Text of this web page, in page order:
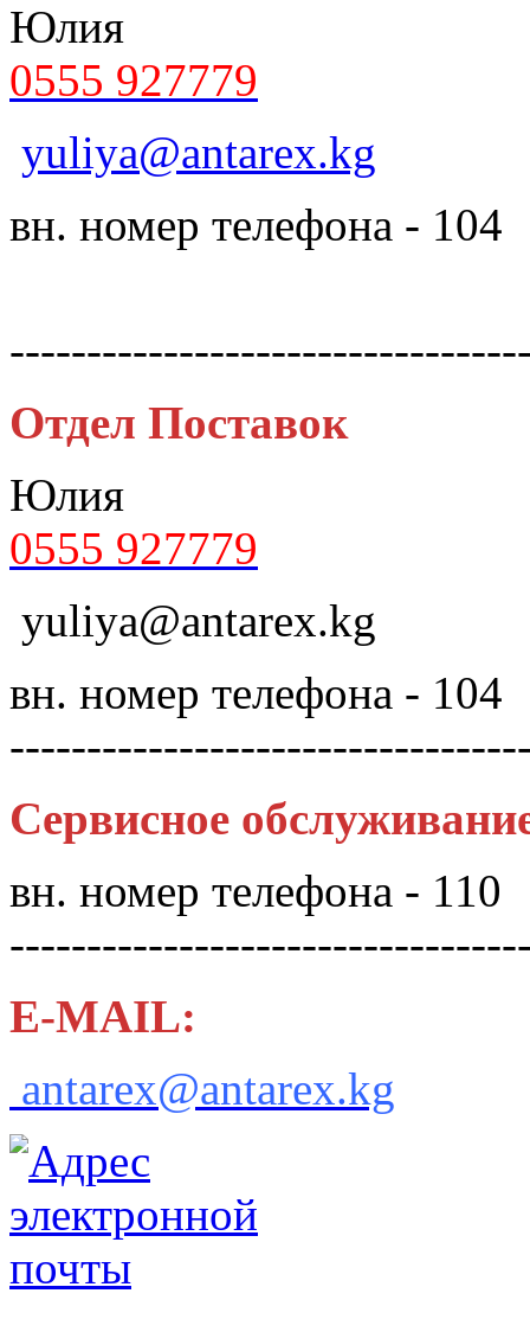
Юлия
0555 927779
yuliya@antarex.kg
вн. номер телефона - 104
Отдел Поставок
Юлия
0555 927779
yuliya@antarex.kg
вн. номер телефона - 104
Сервисное
вн. номер телефона - 110
E-MAIL:
antarex@antarex.kg